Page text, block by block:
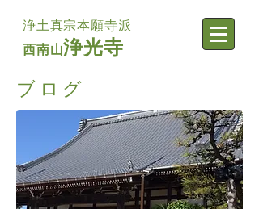
浄土真宗本願寺派
西南山浄光寺
ブログ